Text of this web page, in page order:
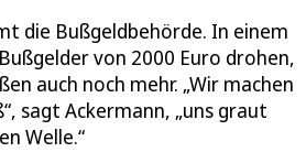
die Bußgeldbehörde. In einem
von 2000 Euro drohen,
auch noch mehr. „Wir machen
sagt Ackermann, „uns graut
Welle.“